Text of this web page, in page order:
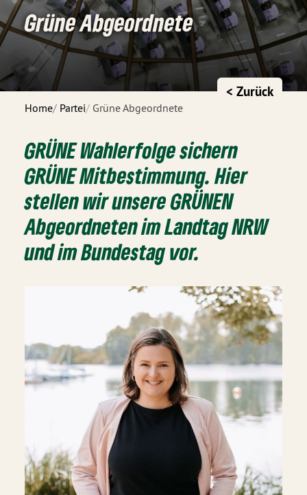
Grüne Abgeordnete
Home Partei Grüne Abgeordnete
< Zurück
GRÜNE Wahlerfolge sichern
GRÜNE Mitbestimmung. Hier
stellen wir unsere GRÜNEN
Abgeordneten im Landtag NRW
und im Bundestag vor.